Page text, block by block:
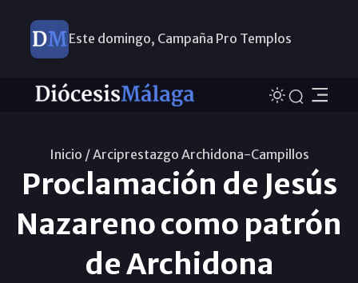
Este domingo, Campaña Pro Templos
Inicio /Arciprestazgo Archidona-Campillos
Proclamación de Jesús
Nazareno como patrón
de Archidona